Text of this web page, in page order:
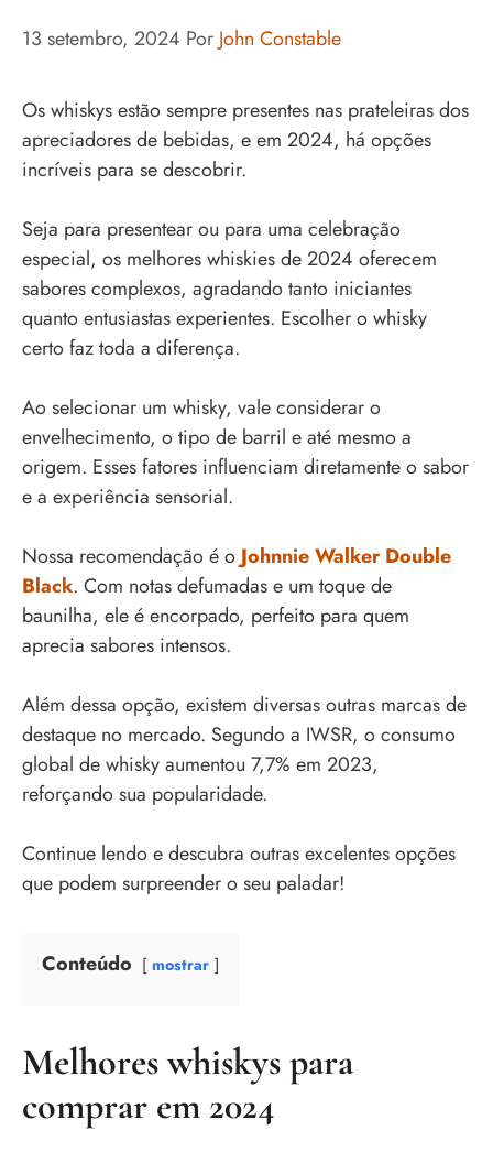
13 setembro, 2024 Por John Constable
Os whiskys estão sempre presentes nas prateleiras dos
apreciadores de bebidas, e em 2024, há opções
incríveis para se descobrir.
Seja para presentear ou para uma celebração
especial, os melhores whiskies de 2024 oferecem
sabores complexos, agradando tanto iniciantes
quanto entusiastas experientes. Escolher o whisky
certo faz toda a diferença.
Ao selecionar um whisky, vale considerar o
envelhecimento, o tipo de barril e até mesmo a
origem. Esses fatores influenciam diretamente o sabor
e a experiência sensorial.
Nossa recomendação é o Johnnie Walker Double
Black. Com notas defumadas e um toque de
baunilha, ele é encorpado, perfeito para quem
aprecia sabores intensos.
Além dessa opção, existem diversas outras marcas de
destaque no mercado. Segundo a IWSR, o consumo
global de whisky aumentou 7,7% em 2023,
reforçando sua popularidade.
Continue lendo e descubra outras excelentes opções
que podem surpreender o seu paladar!
Conteúdo mostrar
Melhores whiskys para
comprar em 2024